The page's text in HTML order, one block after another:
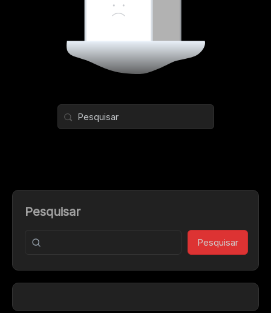
Pesquisar
Pesquisar